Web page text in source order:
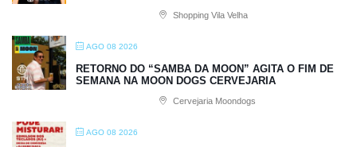
Shopping Vila Velha
AGO 08 2026
RETORNO DO “SAMBA DA MOON” AGITA O FIM DE
SEMANA NA MOON DOGS CERVEJARIA
Cervejaria Moondogs
AGO 08 2026